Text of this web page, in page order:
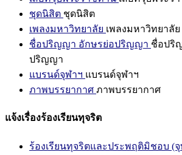
ชุดนิสิต ชุดนิสิต
เพลงมหาวิทยาลัย เพลงมหาวิทยาลัย
ชื่อปริญญา อักษรย่อปริญญา ชื่อปริ
ปริญญา
แบรนด์จุฬาฯ แบรนด์จุฬาฯ
ภาพบรรยากาศ ภาพบรรยากาศ
แจ้งเรื่องร้องเรียนทุจริต
ร้องเรียนทุจริตและประพฤติมิชอบ (